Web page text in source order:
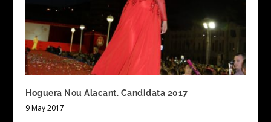
Hoguera Nou Alacant. Candidata 2017
9 May 2017